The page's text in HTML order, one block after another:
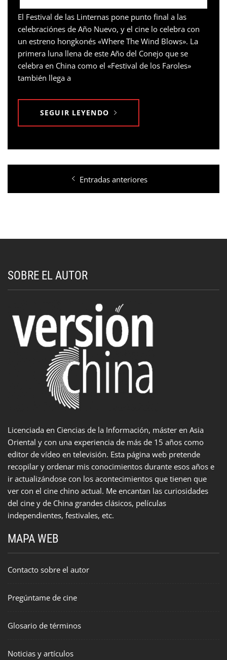
El Festival de las Linternas pone punto final a las
celebraciónes de Año Nuevo, y el cine lo celebra con
un estreno hongkonés «Where The Wind Blows». La
primera luna llena de este Año del Conejo que se
celebra en China como el «Festival de los Faroles»
también llega a
SEGUIR LEYENDO
Navegación
de
Entradas anteriores
SOBRE EL AUTOR
Licenciada en Ciencias de la Información, máster en Asia
Oriental y con una experiencia de más de 15 años como
editor de vídeo en televisión. Esta página web pretende
recopilar y ordenar mis conocimientos durante esos años e
ir actualizándose con los acontecimientos que tienen que
ver con el cine chino actual. Me encantan las curiosidades
del cine y de China grandes clásicos, películas
independientes, festivales, etc.
MAPA WEB
Contacto sobre el autor
Pregúntame de cine
Glosario de términos
Noticias y artículos